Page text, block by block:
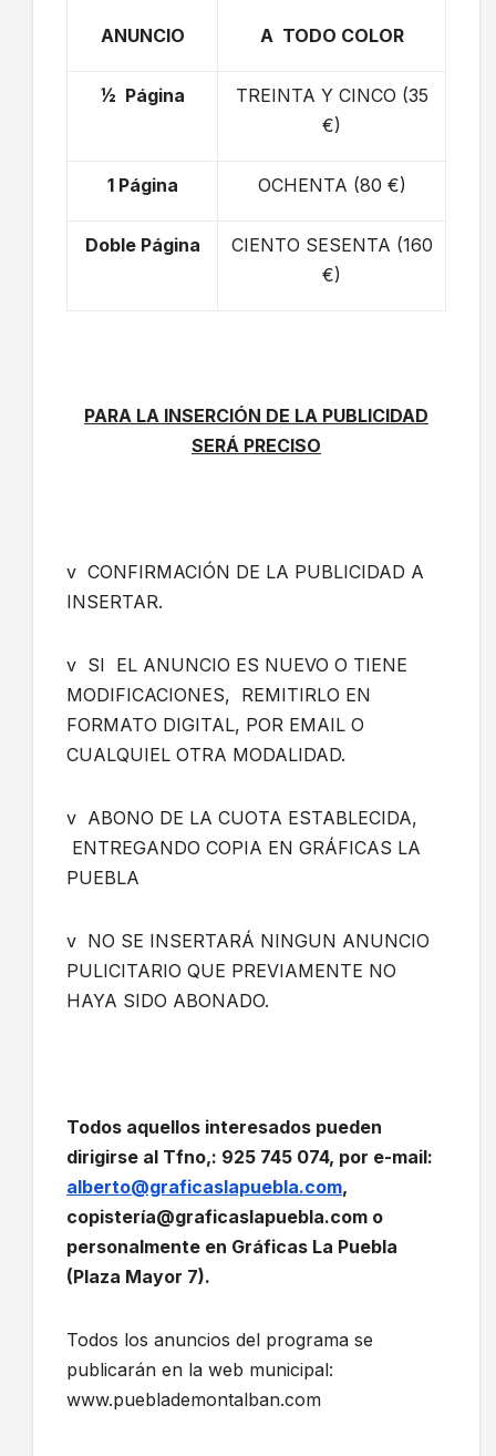
ANUNCIO A TODO COLOR
½ Página
TREINTA Y CINCO (35
€)
1 Página OCHENTA (80 €)
Doble Página
CIENTO SESENTA (160
€)
PARA LA INSERCIÓN DE LA PUBLICIDAD
SERÁ PRECISO
v CONFIRMACIÓN DE LA PUBLICIDAD A
INSERTAR.
v SI EL ANUNCIO ES NUEVO O TIENE
MODIFICACIONES, REMITIRLO EN
FORMATO DIGITAL, POR EMAIL O
CUALQUIEL OTRA MODALIDAD.
v ABONO DE LA CUOTA ESTABLECIDA,
ENTREGANDO COPIA EN GRÁFICAS LA
PUEBLA
v NO SE INSERTARÁ NINGUN ANUNCIO
PULICITARIO QUE PREVIAMENTE NO
HAYA SIDO ABONADO.
Todos aquellos interesados pueden
dirigirse al Tfno,: 925 745 074, por e-mail:
alberto@graficaslapuebla.com,
copistería@graficaslapuebla.com o
personalmente en Gráficas La Puebla
(Plaza Mayor 7).
Todos los anuncios del programa se
publicarán en la web municipal:
www.pueblademontalban.com